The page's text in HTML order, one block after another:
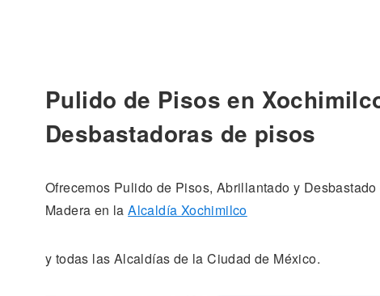
Pulido de Pisos en
Desbastadoras de pisos
Ofrecemos Pulido de Pisos, Abrillantado y
Madera en laAlcaldía Xochimilco
y todas las Alcaldías de la Ciudad de México.